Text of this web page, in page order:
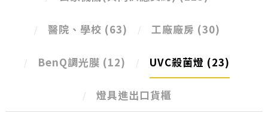
醫院、學校 (63) 工廠廠房 (30)
BenQ調光膜 (12) UVC殺菌燈 (23)
燈具進出口貨櫃